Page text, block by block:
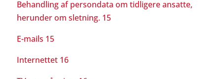
Behandling af persondata om tidligere ansatte,
herunder om sletning. 15
E-mails 15
Internettet 16